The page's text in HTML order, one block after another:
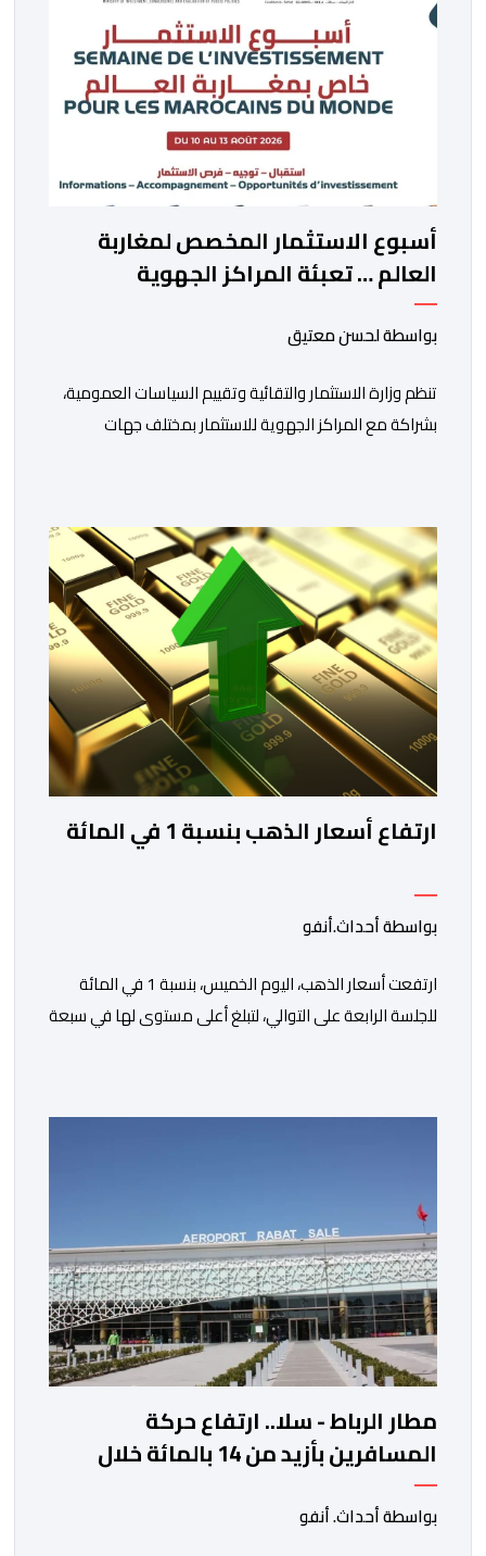
أسبوع الاستثمار المخصص لمغاربة
العالم … تعبئة المراكز الجهوية
للاستثمار لمواكبة مشاريع مغاربة
العالم
بواسطة لحسن معتيق
تنظم وزارة الاستثمار والتقائية وتقييم السياسات العمومية،
بشراكة مع المراكز الجهوية للاستثمار بمختلف جهات
تهدف هذه المبادرة إلى تمكين مغاربة العالم من الاطلاع
على فرص الاستثمار المتاحة بمختلف جهات المملكة،
والاستفادة من مواكبة عن قرب تساعدهم […]
ارتفاع أسعار الذهب بنسبة 1 في المائة
بواسطة أحداث.أنفو
ارتفعت أسعار الذهب، اليوم الخميس، بنسبة 1 في المائة
للجلسة الرابعة على التوالي، لتبلغ أعلى مستوى لها في سبعة
بنسبة 1 في المائة إلى 4285,69 دولارا للأوقية، مسجلا أعلى
مطار الرباط - سلا.. ارتفاع حركة
المسافرين بأزيد من 14 بالمائة خلال
الفصل الأول من 2026
بواسطة أحداث. أنفو